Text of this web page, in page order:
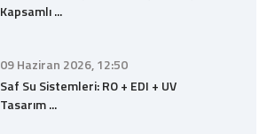
Kapsamlı ...
09 Haziran 2026, 12:50
Saf Su Sistemleri: RO + EDI + UV
Tasarım ...